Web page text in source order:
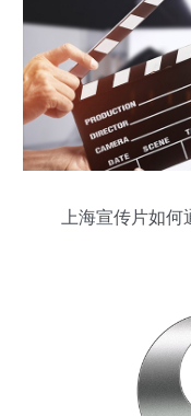
上海宣传片如